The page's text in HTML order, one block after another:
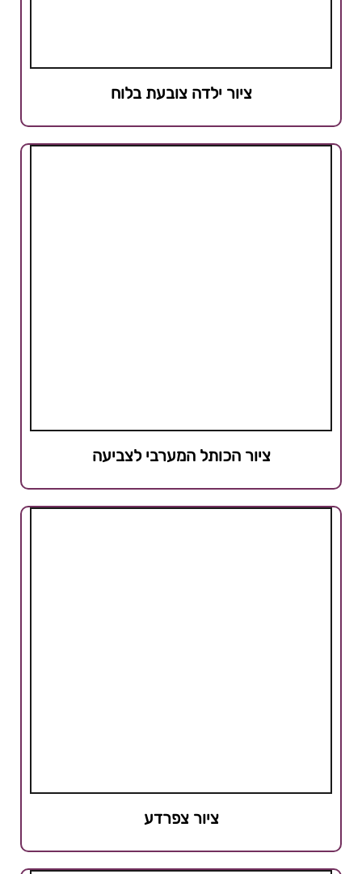
ציור ילדה צובעת בלוח
ציור הכותל המערבי לצביעה
ציור צפרדע